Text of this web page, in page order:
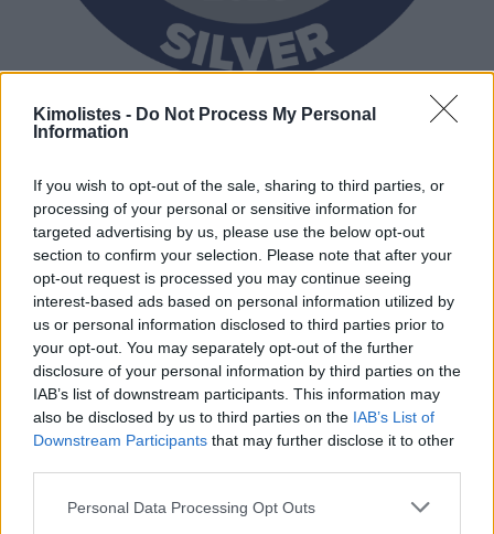
Kimolistes - Do Not Process My Personal
Information
If you wish to opt-out of the sale, sharing to third parties, or
processing of your personal or sensitive information for
targeted advertising by us, please use the below opt-out
section to confirm your selection. Please note that after your
opt-out request is processed you may continue seeing
interest-based ads based on personal information utilized by
us or personal information disclosed to third parties prior to
your opt-out. You may separately opt-out of the further
disclosure of your personal information by third parties on the
IAB’s list of downstream participants. This information may
also be disclosed by us to third parties on the IAB’s List of
Downstream Participants that may further disclose it to other
Please note that this website/app uses one or more Google
Personal Data Processing Opt Outs